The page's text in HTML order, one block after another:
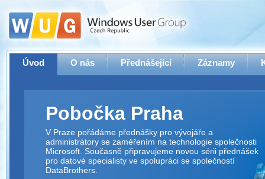
Úvod O nás Přednášející Záznamy
Pobočka Praha
V Praze pořádáme přednášky pro vývojáře a
administrátory se zaměřením na technologie společnosti
Microsoft. Současně připravujeme novou sérii přednášek
pro datové specialisty ve spolupráci se společností
DataBrothers.